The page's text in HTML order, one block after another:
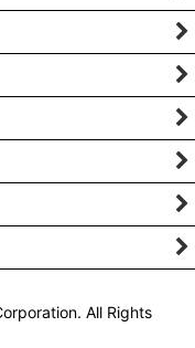
All Rights